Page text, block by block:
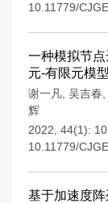
10.11779/
一种模拟节
元-有限元模型
谢一凡 吴吉春
辉
2022, 44(1):
10.11779/
基于加速度